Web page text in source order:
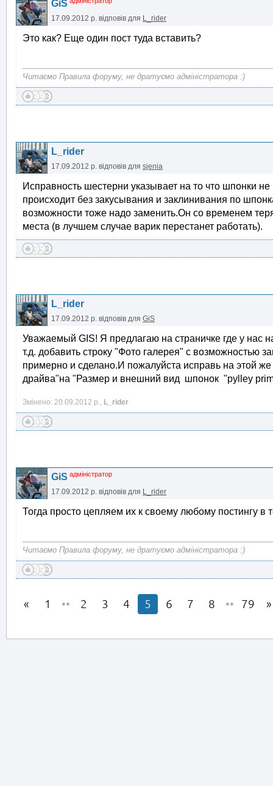
GiS
17.09.2012 р. відповів для L_rider
Это как? Еще один пост туда вставить?
Читаємо Правила форуму, не дратуємо адміністратора :)
L_rider
17.09.2012 р. відповів для sjenia
Исправность шестерни указывает на то что шпонки
происходит без закусывания и заклинивания по
возможности тоже надо заменить.Он со временем
места (в лучшем случае варик перестанет работать).
L_rider
17.09.2012 р. відповів для GiS
Уважаемый GIS! Я предлагаю на страничке где у нас
т.д. добавить строку "Фото галерея" с возможностью
примерно и сделано.И пожалуйста исправь на этой
драйва"на "Размер и внешний вид шпонок "pylley
Змінено: 20.09.2012 р., L_rider
GiS адміністратор
17.09.2012 р. відповів для L_rider
Тогда просто цепляем их к своему любому постингу в
Читаємо Правила форуму, не дратуємо адміністратора :)
1 •• 2 3 4 5 6 7 8 •• 79